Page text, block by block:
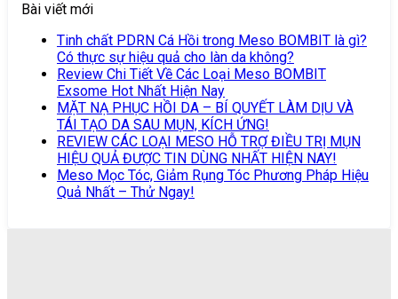
Bài viết mới
Tinh chất PDRN Cá Hồi trong Meso BOMBIT là gì?
Có thực sự hiệu quả cho làn da không?
Review Chi Tiết Về Các Loại Meso BOMBIT
Exsome Hot Nhất Hiện Nay
MẶT NẠ PHỤC HỒI DA – BÍ QUYẾT LÀM DỊU VÀ
TÁI TẠO DA SAU MỤN, KÍCH ỨNG!
REVIEW CÁC LOẠI MESO HỖ TRỢ ĐIỀU TRỊ MỤN
HIỆU QUẢ ĐƯỢC TIN DÙNG NHẤT HIỆN NAY!
Meso Mọc Tóc, Giảm Rụng Tóc Phương Pháp Hiệu
Quả Nhất – Thử Ngay!